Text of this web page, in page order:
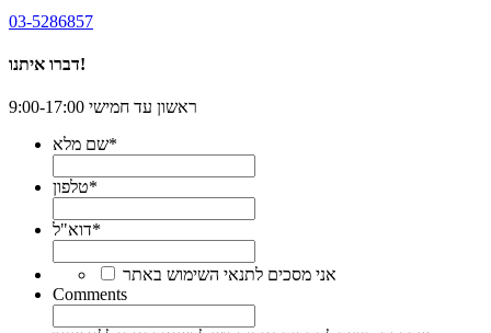
03-5286857
דברו איתנו!
ראשון עד חמישי 9:00-17:00
שם מלא*
טלפון*
דוא"ל*
אני מסכים לתנאי השימוש באתר
Comments